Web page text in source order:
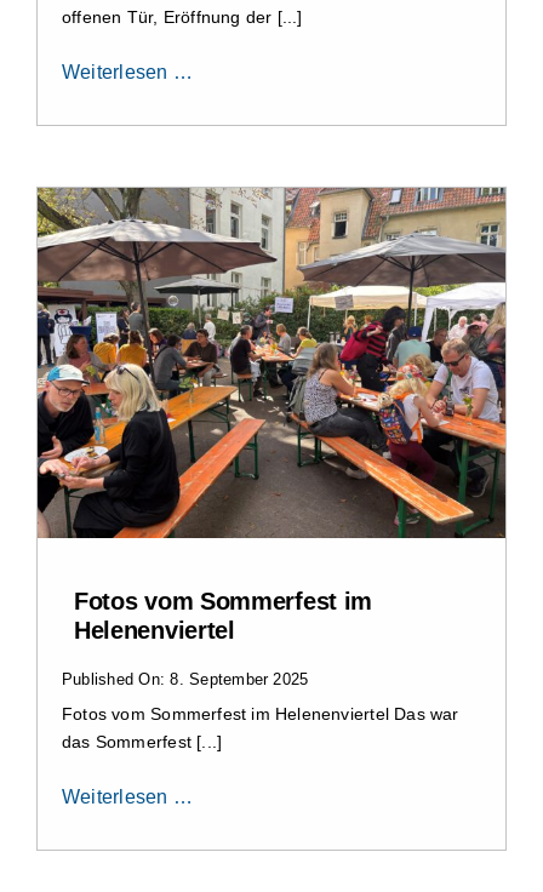
offenen Tür, Eröffnung der [...]
Weiterlesen …
Fotos vom Sommerfest im
Helenenviertel
Published On: 8. September 2025
Fotos vom Sommerfest im Helenenviertel Das war
das Sommerfest [...]
Weiterlesen …